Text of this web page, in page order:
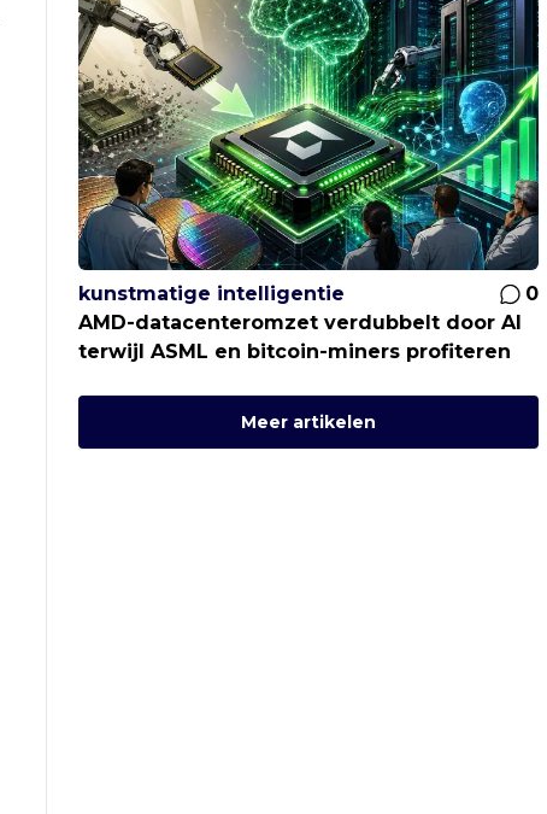
kunstmatige intelligentie
0
AMD-datacenteromzet verdubbelt door AI
terwijl ASML en bitcoin-miners profiteren
Meer artikelen